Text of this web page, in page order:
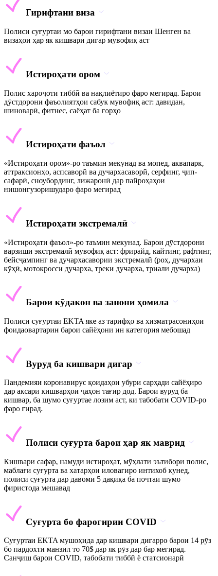
Гирифтани виза
Полиси суғуртаи мо барои гирифтани визаи Шенген ва
визаҳои ҳар як кишвари дигар мувофиқ аст
Истироҳати ором
Полис хароҷоти тиббӣ ва нақлиётиро фаро мегирад. Барои
дӯстдорони фаъолиятҳои сабук мувофиқ аст: давидан,
шиноварӣ, фитнес, саёҳат ба ғорҳо
Истироҳати фаъол
«Истироҳати ором»-ро таъмин мекунад ва мопед, аквапарк,
аттраксионҳо, аспсаворӣ ва дучархасаворӣ, серфинг, ҷип-
сафарӣ, сноубординг, лижаронӣ дар пайроҳаҳои
нишонгузоришударо фаро мегирад
Истироҳати экстремалӣ
«Истироҳати фаъол»-ро таъмин мекунад. Барои дӯстдорони
варзиши экстремалӣ мувофиқ аст: фрирайд, кайтинг, рафтинг,
бейсҷампинг ва дучархасавории экстремалӣ (роҳ, дучархаи
кӯҳӣ, мотокросси дучарха, треки дучарха, триали дучарха)
Барои кӯдакон ва занони ҳомила
Полиси суғуртаи EKTA яке аз тарифҳо ва хизматрасониҳои
фоидаовартарин барои сайёҳони ин категория мебошад
Вуруд ба кишвари дигар
Пандемияи коронавирус қоидаҳои убури сарҳади сайёҳиро
дар аксари кишварҳои ҷаҳон тағир дод. Барои вуруд ба
кишвар, ба шумо суғуртае лозим аст, ки табобати COVID-ро
фаро гирад.
Полиси суғурта барои ҳар як маврид
Кишвари сафар, намуди истироҳат, мӯҳлати эътибори полис,
маблағи суғурта ва хатарҳои иловагиро интихоб кунед,
полиси суғурта дар давоми 5 дақиқа ба почтаи шумо
фиристода мешавад
Суғурта бо фарогирии COVID
Суғуртаи EKTA мушоҳида дар кишвари дигарро барои 14 рӯз
бо пардохти манзил то 70$ дар як рӯз дар бар мегирад.
Санҷиш барои COVID, табобати тиббӣ ё статсионарӣ